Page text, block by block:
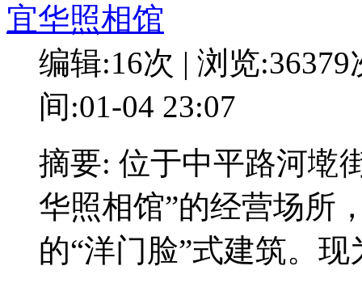
宜华照相馆
编辑:16次 | 浏览:36379
间:01-04 23:07
摘要: 位于中平路河墘
华照相馆”的经营场所
的“洋门脸”式建筑。现